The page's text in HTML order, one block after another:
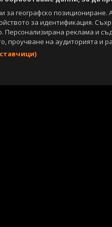
за географско позициониране.
за идентификация.
Персонализирана реклама и
проучване на аудиторията и